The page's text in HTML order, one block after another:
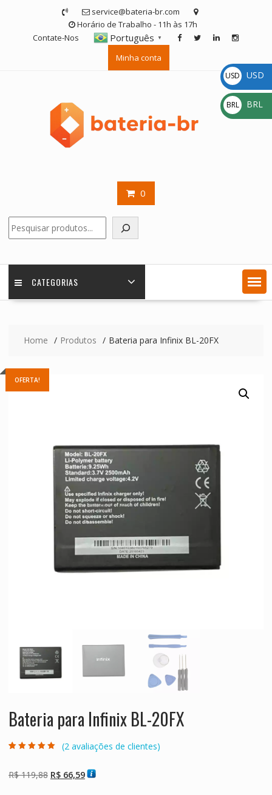
service@bateria-br.com
Horário de Trabalho - 11h às 17h
Contate-Nos
Português ▼
Minha conta
0
CATEGORIAS
Home Produtos Bateria para Infinix BL-20FX
OFERTA!
Bateria para Infinix BL-20FX
baseado em
avaliações de
(2avaliações de clientes)
R$119,88 O
R$66,59O
USD
$
USD
BRL
R$
BRL